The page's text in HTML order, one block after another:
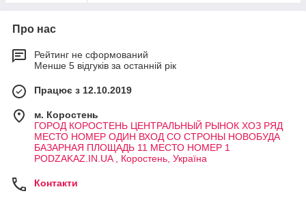
Про нас
Рейтинг не сформований
Менше 5 відгуків за останній рік
Працює з 12.10.2019
м. Коростень
ГОРОД КОРОСТЕНЬ ЦЕНТРАЛЬНЫЙ РЫНОК ХОЗ РЯД
МЕСТО НОМЕР ОДИН ВХОД СО СТРОНЫ НОВОБУДА
БАЗАРНАЯ ПЛОЩАДЬ 11 МЕСТО НОМЕР 1
PODZAKAZ.IN.UA , Коростень, Україна
Контакти